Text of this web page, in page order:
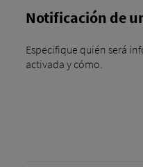
Notificación de
Especifique quién será
activada y cómo.